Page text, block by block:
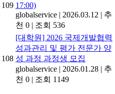
109 17:00)
globalservice | 2026.03.12 | 추
천 0 | 조회 536
108
[대학원] 2026 국제개발협력
성과관리 및 평가 전문가 양
성 과정 과정생 모집
globalservice | 2026.01.28 | 추
천 0 | 조회 1149